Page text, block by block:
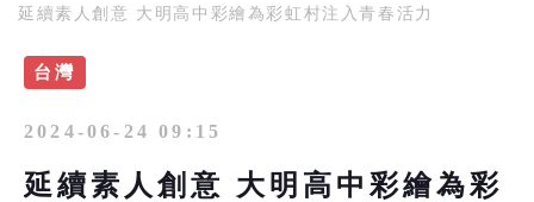
延續素人創意 大明高中彩繪為彩虹村注入青春活力
台灣
2024-06-24 09:15
延續素人創意 大明高中彩繪為彩